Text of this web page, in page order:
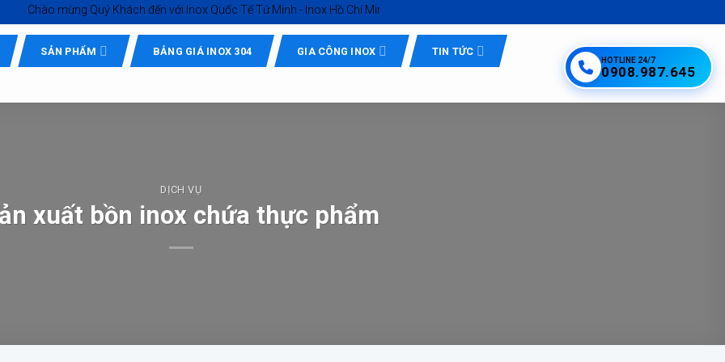
mừng Quý Khách đến vớiInox Quốc Tế Tứ Minh - Inox Hồ Chí Minh giá tốt
SẢN PHẨM BẢNG GIÁ INOX 304 GIA CÔNG INOX TIN TỨC
HOTLINE 24/7
0908.987.645
DỊCH VỤ
xuất bồn inox chứa thực phẩm